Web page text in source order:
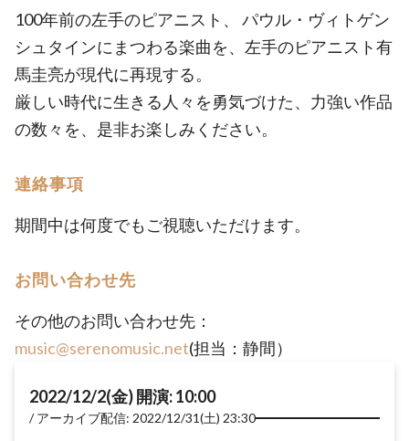
100年前の左手のピアニスト、 パウル・ヴィトゲン
シュタインにまつわる楽曲を、左手のピアニスト有
馬圭亮が現代に再現する。
厳しい時代に生きる人々を勇気づけた、力強い作品
の数々を、是非お楽しみください。
連絡事項
期間中は何度でもご視聴いただけます。
お問い合わせ先
その他のお問い合わせ先：
music@serenomusic.net(担当：静間）
2022/12/2(金) 開演: 10:00
アーカイブ配信: 2022/12/31(土) 23:30